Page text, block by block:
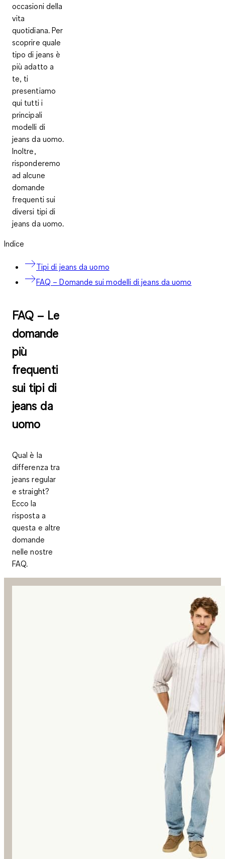
occasioni della
vita
quotidiana. Per
scoprire quale
tipo di jeans è
più adatto a
te, ti
presentiamo
qui tutti i
principali
modelli di
jeans da uomo.
Inoltre,
risponderemo
ad alcune
domande
frequenti sui
diversi tipi di
jeans da uomo.
Indice
Tipi di jeans da uomo
FAQ – Domande sui modelli di jeans da uomo
FAQ – Le
domande
più
frequenti
sui tipi di
jeans da
uomo
Qual è la
differenza tra
jeans regular
e straight?
Ecco la
risposta a
questa e altre
domande
nelle nostre
FAQ.